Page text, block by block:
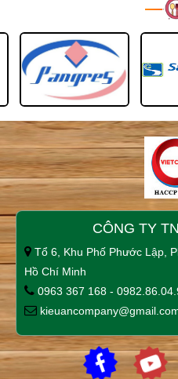
CÔNG TY
Tổ 6, Khu Phố Phước Lập,
Hồ Chí Minh
0963 367 168 -